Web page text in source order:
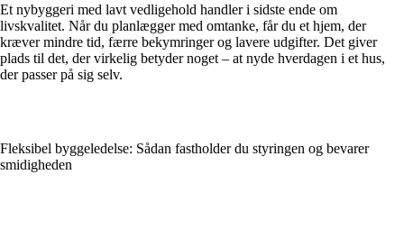
Et nybyggeri med lavt vedligehold handler i sidste ende om
livskvalitet. Når du planlægger med omtanke, får du et hjem, der
kræver mindre tid, færre bekymringer og lavere udgifter. Det giver
plads til det, der virkelig betyder noget – at nyde hverdagen i et hus,
der passer på sig selv.
Fleksibel byggeledelse: Sådan fastholder du styringen og bevarer
smidigheden